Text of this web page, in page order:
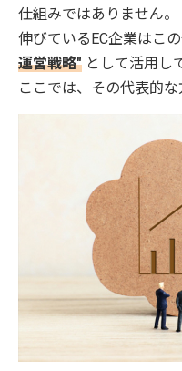
仕組みではありません。
伸びているEC企業はこ
運営戦略" として活用し
ここでは、その代表的な